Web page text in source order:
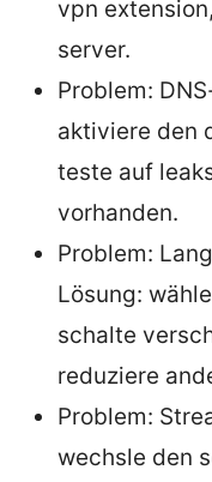
vpn
server.
Problem:
aktiviere den
teste auf
vorhanden.
Problem:
Lösung:
schalte
reduziere
Problem:
wechsle den